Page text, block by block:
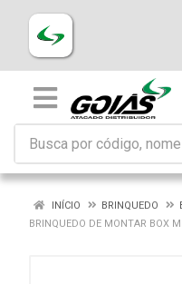
INÍCIO BRINQUEDO
BRINQUEDO DE MONTAR BOX